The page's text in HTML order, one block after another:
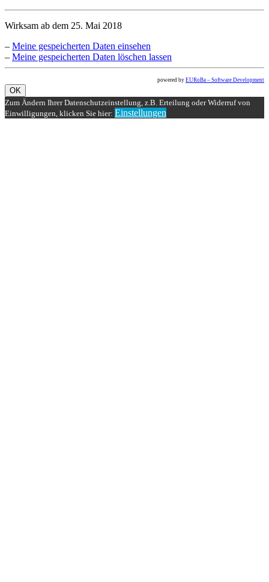
Wirksam ab dem 25. Mai 2018
– Meine gespeicherten Daten einsehen
– Meine gespeicherten Daten löschen lassen
powered by EURoBa – Software Development
OK
Zum Ändern Ihrer Datenschutzeinstellung, z.B. Erteilung oder Widerruf von
Einwilligungen, klicken Sie hier: Einstellungen